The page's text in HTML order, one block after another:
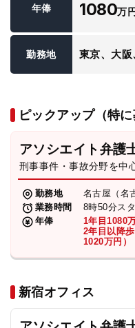
年俸 1080万円
勤務地 東京、大阪
ピックアップ（特に
アソシエイト弁護
刑事事件・事故分野を中
勤務地
名古屋（名
業務時間
8時50分ス
年俸
1年目1080
2年目以降
1020万円）
新宿オフィス
弁護士・税理士
費用
求人採用